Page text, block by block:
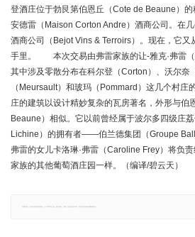
登酒庄位于勃艮第伯恩丘（Cote de Beaune）的
安德雷（Maison Corton Andre）酒商公司。在
酒商公司（Bejot Vins & Terroirs）。现在，它又
手里。 本次交易由弗雷家族的让-雅克·弗雷（
其中涉及零散分布在科尔登（Corton）、沃尔奈
（Meursault）和玻玛（Pommard）这几个村
庄的建筑以设计精妙复杂的瓦房著名，外形与伯
Beaune）相似。它以前曾经属于波尔多四级庄
Lichine）的拥有者——伯兰德集团（Groupe
弗雷的女儿卡洛琳·弗雷（Caroline Frey）将负
家族的其他葡萄酒庄园一样。（编译/碧云天）